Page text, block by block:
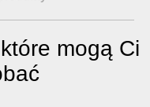
mogą Ci